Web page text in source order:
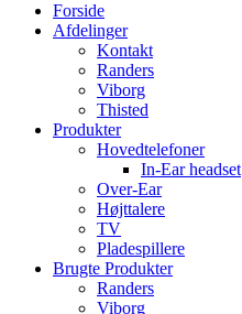
Forside
Afdelinger
Kontakt
Randers
Viborg
Thisted
Produkter
Hovedtelefoner
In-Ear headset
Over-Ear
Højttalere
TV
Pladespillere
Brugte Produkter
Randers
Viborg